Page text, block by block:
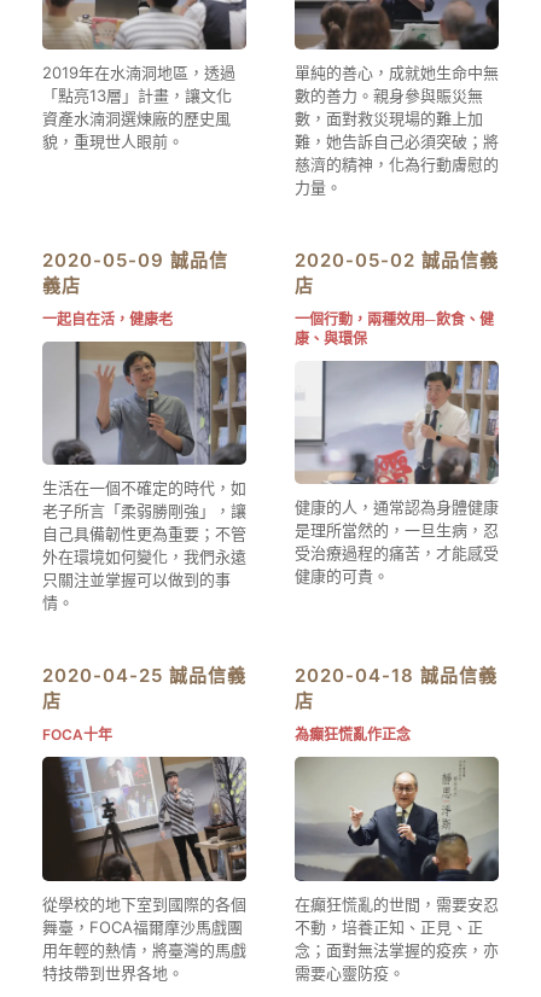
2019年在水湳洞地區，透過
「點亮13層」計畫，讓文化
資產水湳洞選煉廠的歷史風
貌，重現世人眼前。
單純的善心，成就她生命中無
數的善力。親身參與賑災無
數，面對救災現場的難上加
難，她告訴自己必須突破；將
慈濟的精神，化為行動膚慰的
力量。
2020-05-09 誠品信
義店
一起自在活，健康老
生活在一個不確定的時代，如
老子所言「柔弱勝剛強」，讓
自己具備韌性更為重要；不管
外在環境如何變化，我們永遠
只關注並掌握可以做到的事
情。
2020-05-02 誠品信義
店
一個行動，兩種效用─飲食、健
康、與環保
健康的人，通常認為身體健康
是理所當然的，一旦生病，忍
受治療過程的痛苦，才能感受
健康的可貴。
2020-04-25 誠品信義
店
FOCA十年
從學校的地下室到國際的各個
舞臺，FOCA福爾摩沙馬戲團
用年輕的熱情，將臺灣的馬戲
特技帶到世界各地。
2020-04-18 誠品信義
店
為癲狂慌亂作正念
在癲狂慌亂的世間，需要安忍
不動，培養正知、正見、正
念；面對無法掌握的疫疾，亦
需要心靈防疫。